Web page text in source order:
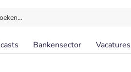
Bankensector Vacatures